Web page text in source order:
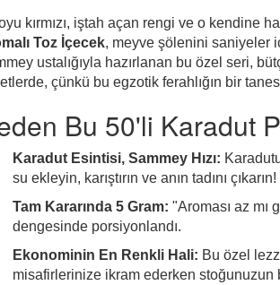
kırmızı, iştah açan rengi ve o kendine
Toz İçecek, meyve şölenini saniyeler
ustalığıyla hazırlanan bu özel seri,
çünkü bu egzotik ferahlığın bir
Bu 50'li Karadut
Karadut Esintisi, Sammey Hızı:
su ekleyin, karıştırın ve anın tadını çıkarın!
Tam Kararında 5 Gram: "Aroması az mı
dengesinde porsiyonlandı.
Ekonominin En Renkli Hali: Bu özel
misafirlerinize ikram ederken stoğunuzun